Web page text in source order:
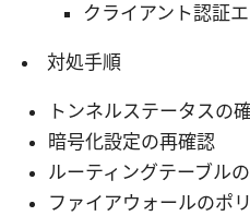
クライアント認証
対処手順
トンネルステータスの
暗号化設定の再確認
ルーティングテーブル
ファイアウォールのポ